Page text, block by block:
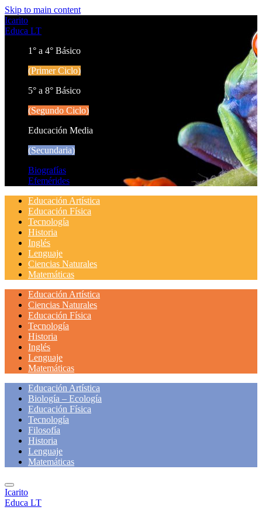
Skip to main content
Icarito
Educa LT
1° a 4° Básico
(Primer Ciclo)
5° a 8° Básico
(Segundo Ciclo)
Educación Media
(Secundaria)
Biografías
Efemérides
Educación Artística
Educación Física
Tecnología
Historia
Inglés
Lenguaje
Ciencias Naturales
Matemáticas
Educación Artística
Ciencias Naturales
Educación Física
Tecnología
Historia
Inglés
Lenguaje
Matemáticas
Educación Artística
Biología – Ecología
Educación Física
Tecnología
Filosofía
Historia
Lenguaje
Matemáticas
Icarito
Educa LT